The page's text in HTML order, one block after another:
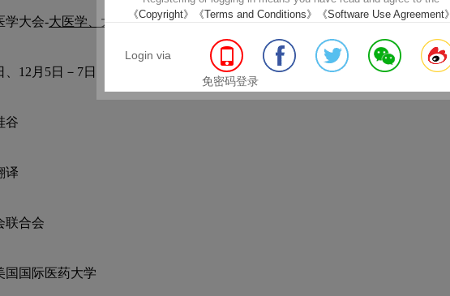
《Copyright》
《Terms and Conditions》 《Software Use Agreement》
Login via
免密码登录
学大会-大医学、大健康、大产业
、12月5日－7日
谷
译
联合会
国国际医药大学